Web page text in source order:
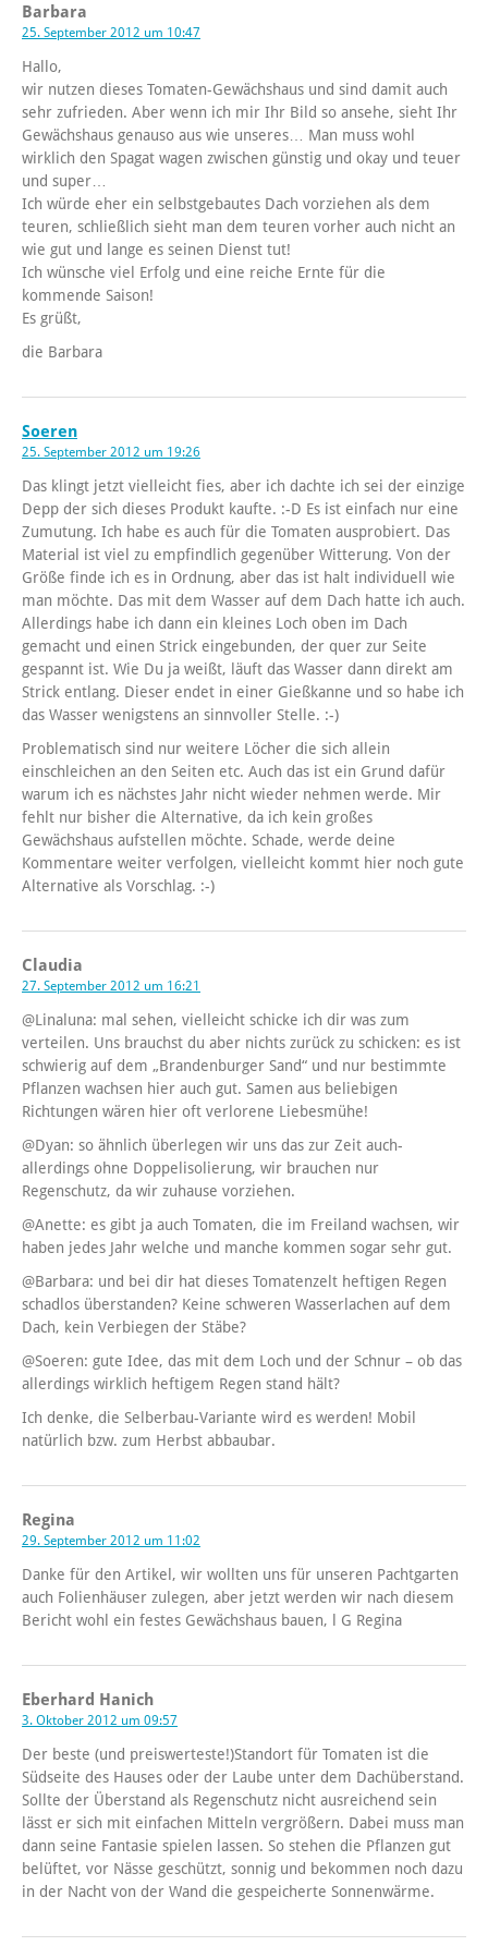
Barbara
25. September 2012 um 10:47
Hallo,
wir nutzen dieses Tomaten-Gewächshaus und sind damit auch
sehr zufrieden. Aber wenn ich mir Ihr Bild so ansehe, sieht Ihr
Gewächshaus genauso aus wie unseres… Man muss wohl
wirklich den Spagat wagen zwischen günstig und okay und teuer
und super…
Ich würde eher ein selbstgebautes Dach vorziehen als dem
teuren, schließlich sieht man dem teuren vorher auch nicht an
wie gut und lange es seinen Dienst tut!
Ich wünsche viel Erfolg und eine reiche Ernte für die
kommende Saison!
Es grüßt,
die Barbara
Soeren
25. September 2012 um 19:26
Das klingt jetzt vielleicht fies, aber ich dachte ich sei der einzige
Depp der sich dieses Produkt kaufte. :-D Es ist einfach nur eine
Zumutung. Ich habe es auch für die Tomaten ausprobiert. Das
Material ist viel zu empfindlich gegenüber Witterung. Von der
Größe finde ich es in Ordnung, aber das ist halt individuell wie
man möchte. Das mit dem Wasser auf dem Dach hatte ich auch.
Allerdings habe ich dann ein kleines Loch oben im Dach
gemacht und einen Strick eingebunden, der quer zur Seite
gespannt ist. Wie Du ja weißt, läuft das Wasser dann direkt am
Strick entlang. Dieser endet in einer Gießkanne und so habe ich
das Wasser wenigstens an sinnvoller Stelle. :-)
Problematisch sind nur weitere Löcher die sich allein
einschleichen an den Seiten etc. Auch das ist ein Grund dafür
warum ich es nächstes Jahr nicht wieder nehmen werde. Mir
fehlt nur bisher die Alternative, da ich kein großes
Gewächshaus aufstellen möchte. Schade, werde deine
Kommentare weiter verfolgen, vielleicht kommt hier noch gute
Alternative als Vorschlag. :-)
Claudia
27. September 2012 um 16:21
@Linaluna: mal sehen, vielleicht schicke ich dir was zum
verteilen. Uns brauchst du aber nichts zurück zu schicken: es ist
schwierig auf dem „Brandenburger Sand“ und nur bestimmte
Pflanzen wachsen hier auch gut. Samen aus beliebigen
Richtungen wären hier oft verlorene Liebesmühe!
@Dyan: so ähnlich überlegen wir uns das zur Zeit auch-
allerdings ohne Doppelisolierung, wir brauchen nur
Regenschutz, da wir zuhause vorziehen.
@Anette: es gibt ja auch Tomaten, die im Freiland wachsen, wir
haben jedes Jahr welche und manche kommen sogar sehr gut.
@Barbara: und bei dir hat dieses Tomatenzelt heftigen Regen
schadlos überstanden? Keine schweren Wasserlachen auf dem
Dach, kein Verbiegen der Stäbe?
@Soeren: gute Idee, das mit dem Loch und der Schnur – ob das
allerdings wirklich heftigem Regen stand hält?
Ich denke, die Selberbau-Variante wird es werden! Mobil
natürlich bzw. zum Herbst abbaubar.
Regina
29. September 2012 um 11:02
Danke für den Artikel, wir wollten uns für unseren Pachtgarten
auch Folienhäuser zulegen, aber jetzt werden wir nach diesem
Bericht wohl ein festes Gewächshaus bauen, l G Regina
Eberhard Hanich
3. Oktober 2012 um 09:57
Der beste (und preiswerteste!)Standort für Tomaten ist die
Südseite des Hauses oder der Laube unter dem Dachüberstand.
Sollte der Überstand als Regenschutz nicht ausreichend sein
lässt er sich mit einfachen Mitteln vergrößern. Dabei muss man
dann seine Fantasie spielen lassen. So stehen die Pflanzen gut
belüftet, vor Nässe geschützt, sonnig und bekommen noch dazu
in der Nacht von der Wand die gespeicherte Sonnenwärme.